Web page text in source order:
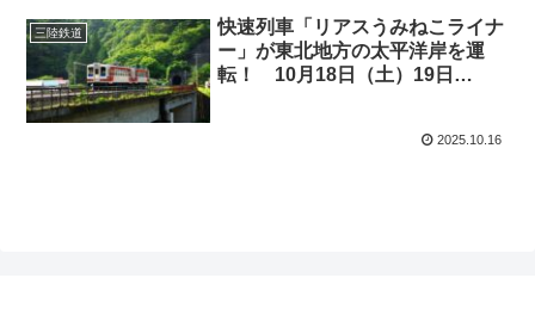
三陸鉄道
快速列車「リアスうみねこライナ
ー」が東北地方の太平洋岸を運
転！ 10月18日（土）19日
2025.10.16